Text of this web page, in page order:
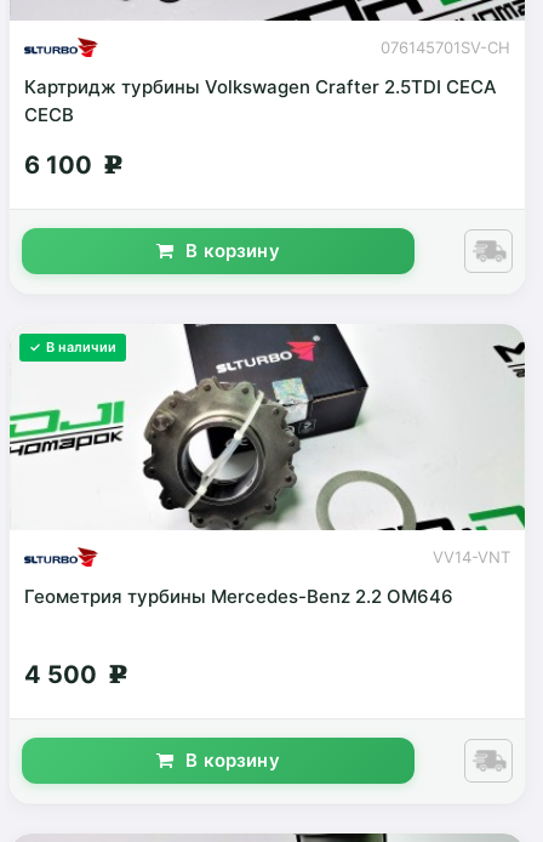
076145701SV-CH
Картридж турбины Volkswagen Crafter 2.5TDI CECA
CECB
6 100 g
В корзину
✓ В наличии
VV14-VNT
Геометрия турбины Mercedes-Benz 2.2 OM646
4 500 g
В корзину